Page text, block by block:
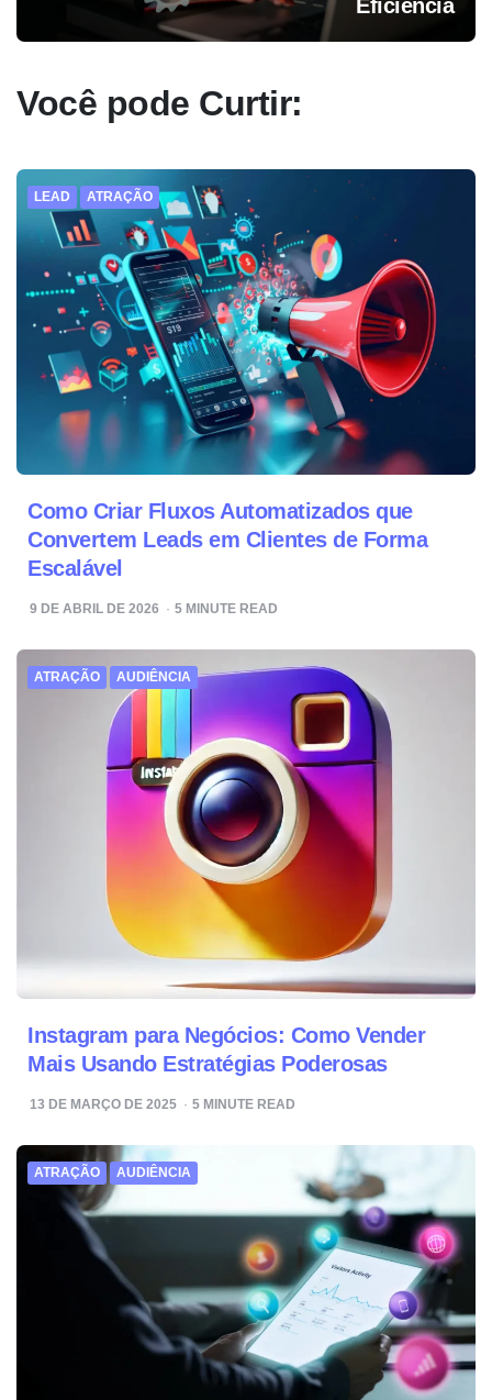
Eficiência
Você pode Curtir:
LEAD ATRAÇÃO
Como Criar Fluxos Automatizados que
Convertem Leads em Clientes de Forma
Escalável
9 DE ABRIL DE 2026 5 MINUTE READ
ATRAÇÃO AUDIÊNCIA
Instagram para Negócios: Como Vender
Mais Usando Estratégias Poderosas
13 DE MARÇO DE 2025 5 MINUTE READ
ATRAÇÃO AUDIÊNCIA